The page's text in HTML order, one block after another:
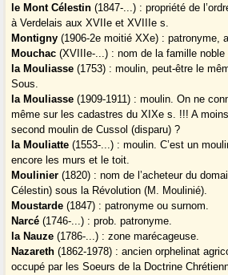
le Mont Célestin (1847-...) : propriété de
à Verdelais aux XVIIe et XVIIIe s.
Montigny (1906-2e moitié XXe) : patronyme,
Mouchac (XVIIIe-...) : nom de la famille noble
la Mouliasse (1753) : moulin, peut-être le
Sous.
la Mouliasse (1909-1911) : moulin. On ne
même sur les cadastres du XIXe s. !!! A moins
second moulin de Cussol (disparu) ?
la Mouliatte (1553-...) : moulin. C’est un
encore les murs et le toit.
Moulinier (1820) : nom de l’acheteur du
Célestin) sous la Révolution (M. Moulinié).
Moustarde (1847) : patronyme ou surnom.
Narcé (1746-...) : prob. patronyme.
la Nauze (1786-...) : zone marécageuse.
Nazareth (1862-1978) : ancien orphelinat
occupé par les Soeurs de la Doctrine